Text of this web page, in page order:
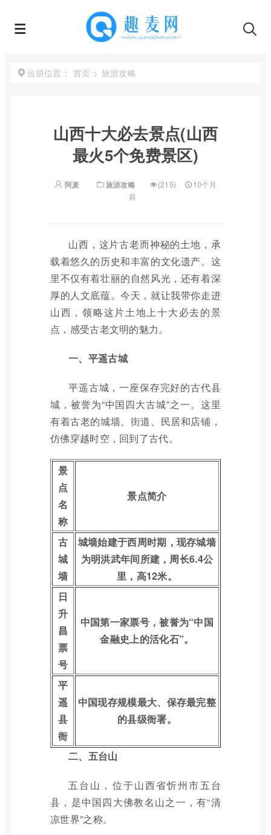
当前位置： 首页 > 旅游攻略
山西十大必去景点(山西
最火5个免费景区)
阿麦 旅游攻略 (215)
10个月
前
山西，这片古老而神秘的土地，承
载着悠久的历史和丰富的文化遗产。这
里不仅有着壮丽的自然风光，还有着深
厚的人文底蕴。今天，就让我带你走进
山西，领略这片土地上十大必去的景
点，感受古老文明的魅力。
一、平遥古城
平遥古城，一座保存完好的古代县
城，被誉为“中国四大古城”之一。这里
有着古老的城墙、街道、民居和店铺，
仿佛穿越时空，回到了古代。
景
点
名
称
景点简介
古
城
墙
城墙始建于西周时期，现存城墙
为明洪武年间所建，周长6.4公
里，高12米。
日
升
昌
票
号
中国第一家票号，被誉为“中国
金融史上的活化石”。
平
遥
县
衙
中国现存规模最大、保存最完整
的县级衙署。
二、五台山
五台山，位于山西省忻州市五台
县，是中国四大佛教名山之一，有“清
凉世界”之称。